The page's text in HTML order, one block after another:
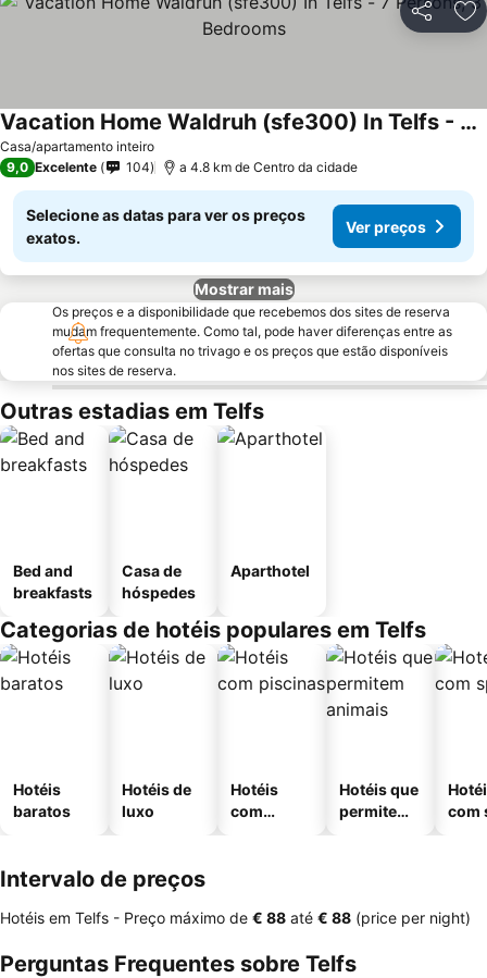
Partilhar
Casa/apartamento inteiro
Vacation Home Waldruh (sfe300) In Telfs - 7 Persons, 3 Bedrooms
Ver preços
9,0 Excelente 104 a 4.8 km de Centro da cidade
Selecione as datas para ver os preços
exatos.
Ver preços
Mostrar mais
Os preços e a disponibilidade que recebemos dos sites de reserva
mudam frequentemente. Como tal, pode haver diferenças entre as
ofertas que consulta no trivago e os preços que estão disponíveis
nos sites de reserva.
Outras estadias em Telfs
Bed and
breakfasts
Casa de
hóspedes
Aparthotel
Categorias de hotéis populares em Telfs
Hotéis
baratos
Hotéis de
luxo
Hotéis
com
Hotéis que
permitem
com
Intervalo de preços
Hotéis em Telfs - Preço máximo de ‎€ 88 até ‎€ 88 (price per night)
Perguntas Frequentes sobre Telfs